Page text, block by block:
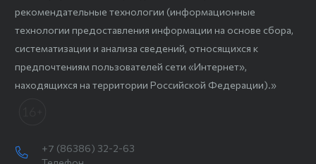
рекомендательные технологии (информационные
технологии предоставления информации на основе сбора,
систематизации и анализа сведений, относящихся к
предпочтениям пользователей сети «Интернет»,
находящихся на территории Российской Федерации).»
+7 (86386) 32-2-63